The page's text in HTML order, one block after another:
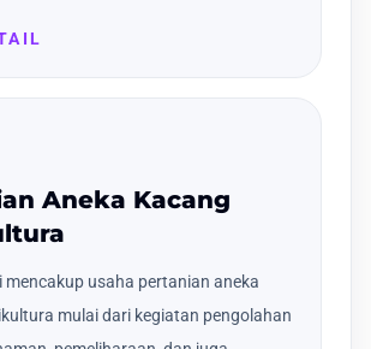
Aneka Kacang
mencakup usaha pertanian aneka
mulai dari kegiatan pengolahan